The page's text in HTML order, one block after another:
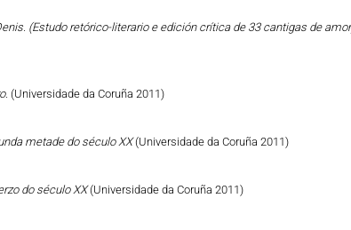
(Estudo retórico-literario e edición crítica de 33 cantigas de
(Universidade da Coruña 2011)
metade do século XX(Universidade da Coruña 2011)
do século XX(Universidade da Coruña 2011)